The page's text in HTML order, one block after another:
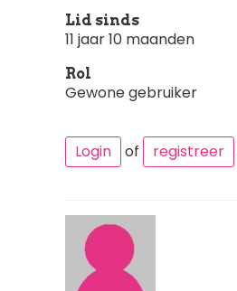
Lid sinds
11 jaar 10 maanden
Rol
Gewone gebruiker
Login of registreer